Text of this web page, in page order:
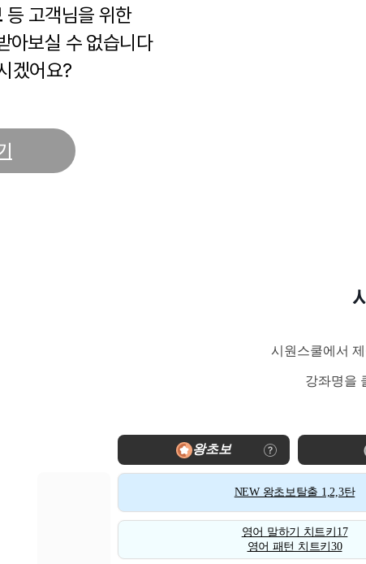
등 고객님을 위한
아보실 수 없습니다
겠어요?
시원스쿨에서
강좌명을
왕초보
NEW 왕초보탈출 1,2,3탄
영어 말하기 치트키17
영어 패턴 치트키30